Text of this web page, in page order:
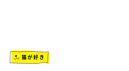
猫が好き